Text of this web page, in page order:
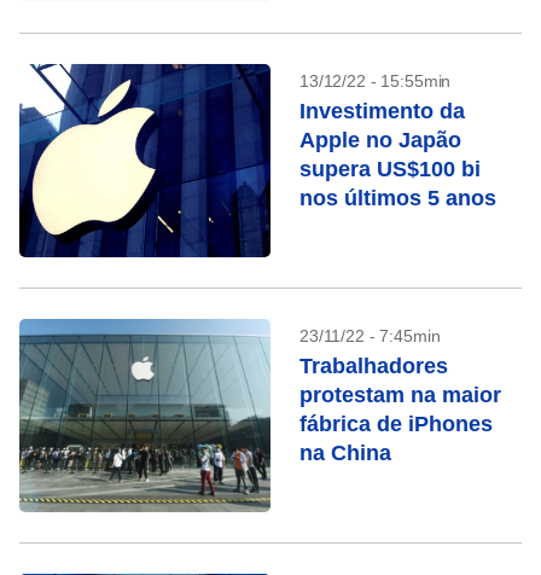
13/12/22 - 15:55min
Investimento da
Apple no Japão
supera US$100 bi
nos últimos 5 anos
23/11/22 - 7:45min
Trabalhadores
protestam na maior
fábrica de iPhones
na China